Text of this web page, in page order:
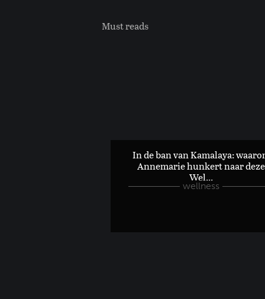
Een stylish guide voor de mooiste verblijven en restaurants
Must reads
In de ban van Kamalaya:
Annemarie hunkert naar deze
Wel...
wellness